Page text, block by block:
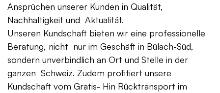
Ansprüchen unserer Kunden in Qualität,
Nachhaltigkeit und Aktualität.
Unseren Kundschaft bieten wir eine professionelle
Beratung, nicht nur im Geschäft in Bülach-Süd,
sondern unverbindlich an Ort und Stelle in der
ganzen Schweiz. Zudem profitiert unsere
Kundschaft vom Gratis- Hin Rücktransport im